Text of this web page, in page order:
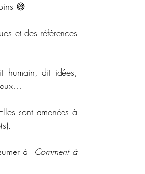
😅
et des références
humain, dit idées,
sont amenées à
à Comment à